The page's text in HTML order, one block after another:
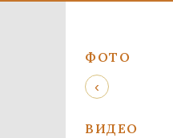
ФОТО
‹
ВИДЕО